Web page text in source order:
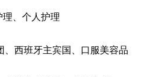
、个人护理
、西班牙主宾国、口服美容品